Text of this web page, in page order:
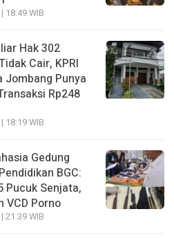
18:49 WIB
Hak 302
Cair, KPRI
Jombang Punya
Rp248
18:19 WIB
Gedung
BGC:
Pucuk Senjata,
VCD Porno
21:39 WIB